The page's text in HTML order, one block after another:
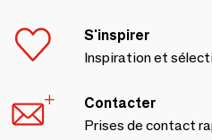
S'inspirer
Inspiration et
Contacter
Prises de contact